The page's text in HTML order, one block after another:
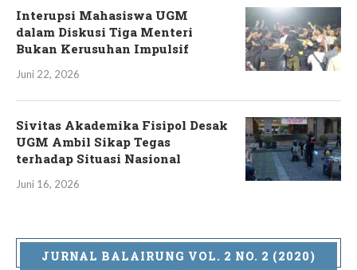
Interupsi Mahasiswa UGM
dalam Diskusi Tiga Menteri
Bukan Kerusuhan Impulsif
Juni 22, 2026
Sivitas Akademika Fisipol Desak
UGM Ambil Sikap Tegas
terhadap Situasi Nasional
Juni 16, 2026
JURNAL BALAIRUNG VOL. 2 NO. 2 (2020)